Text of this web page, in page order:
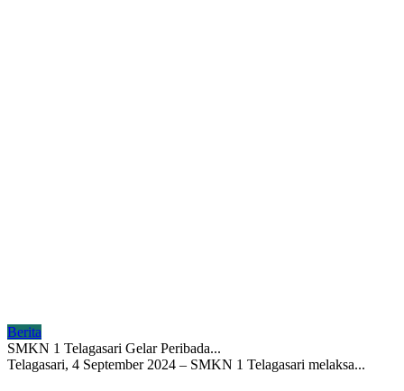
Berita
SMKN 1 Telagasari Gelar Peribada...
Telagasari, 4 September 2024 – SMKN 1 Telagasari melaksa...